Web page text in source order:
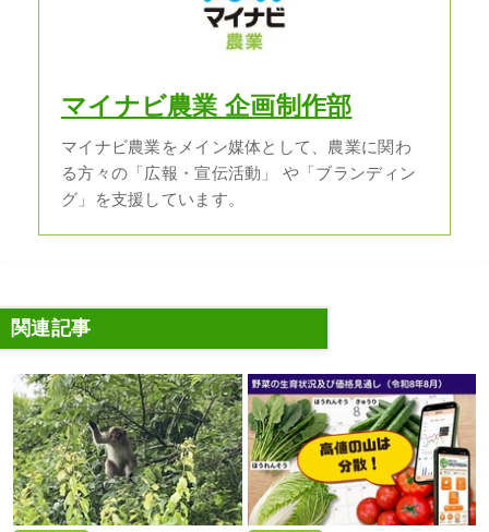
マイナビ農業 企画制作部
マイナビ農業をメイン媒体として、農業に関わ
る方々の「広報・宣伝活動」 や「ブランディン
グ」を支援しています。
関連記事